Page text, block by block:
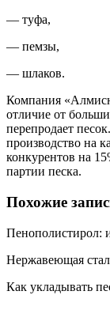
— туфа,
— пемзы,
— шлаков.
Компания
отличие от
перепродает
производство на
конкурентов на
партии песка.
Похожие
Пенополистирол:
Нержавеющая
Как укладывать